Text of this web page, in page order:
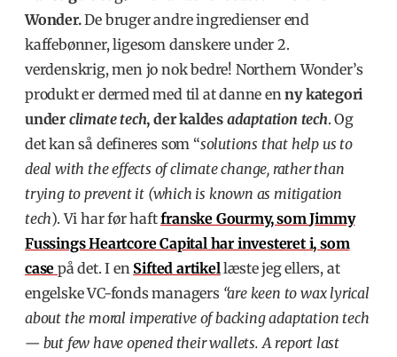
Wonder.De bruger andre ingredienser end
kaffebønner, ligesom danskere under 2.
verdenskrig, men jo nok bedre! Northern Wonder’s
produkt er dermed med til at danne enny kategori
under climate tech, der kaldes adaptation tech. Og
det kan så defineres som “solutions that help us to
deal with the effects of climate change, rather than
trying to prevent it (which is known as mitigation
tech). Vi har før haftfranske Gourmy,somJimmy
FussingsHeartcore Capital har investeret i, som
case på det. I en Sifted artikel læste jeg ellers, at
engelske VC-fonds managers “are keen to wax lyrical
about the moral imperative of backing adaptation tech
— but few have opened their wallets. A report last